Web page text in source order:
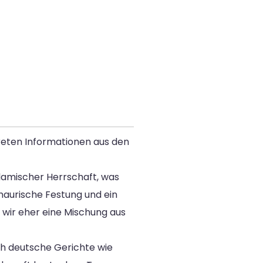
Informationen aus den
Herrschaft, was
Festung und ein
eher eine Mischung aus
deutsche Gerichte wie